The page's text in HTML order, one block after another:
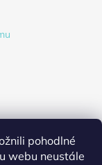
pohodlné
webu neustále